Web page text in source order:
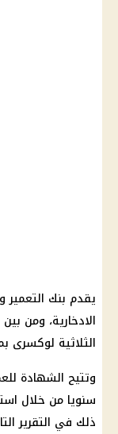
يقدم بنك التعمير
الادخارية، ومن
الثلاثية لوكسرى
وتتيح الشهادة
سنويا من خلال
ذلك في التقرير